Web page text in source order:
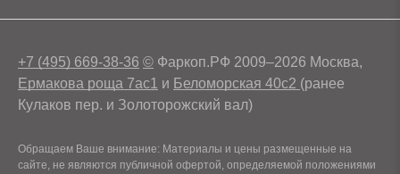
Условия возврата
+7 (495) 669-38-36 © Фаркоп.РФ 2009–2026 Москва,
Ермакова роща 7ас1 и Беломорская 40с2 (ранее
Кулаков пер. и Золоторожский вал)
Обращаем Ваше внимание: Материалы и цены размещенные на
сайте, не являются публичной офертой, определяемой положениями